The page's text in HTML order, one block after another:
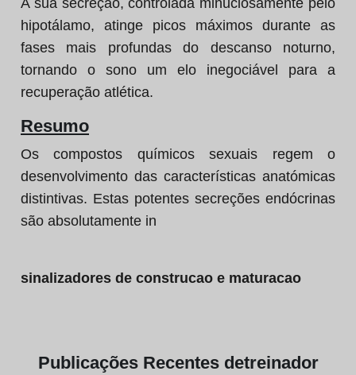
A sua secreção, controlada minuciosamente pelo
hipotálamo, atinge picos máximos durante as
fases mais profundas do descanso noturno,
tornando o sono um elo inegociável para a
recuperação atlética.
Resumo
Os compostos químicos sexuais regem o
desenvolvimento das características anatómicas
distintivas. Estas potentes secreções endócrinas
são absolutamente in
sinalizadores de construcao e maturacao
Publicações Recentes detreinador